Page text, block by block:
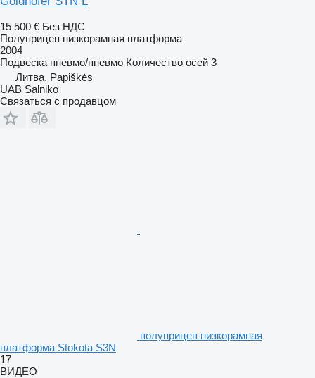
15 500 € Без НДС
Полуприцеп низкорамная платформа
2004
Подвеска пневмо/пневмо Количество осей 3
Литва, Papiškės
UAB Salniko
Связаться с продавцом
полуприцеп низкорамная
платформа Stokota S3N
17
ВИДЕО